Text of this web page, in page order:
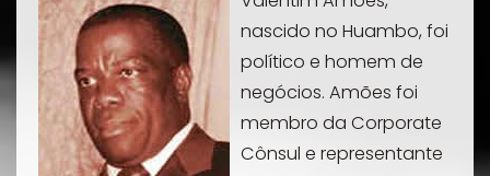
nascido no Huambo, foi
político e homem de
negócios. Amões foi
membro da Corporate
Cônsul e representante